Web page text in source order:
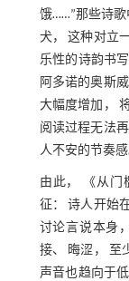
饿……”那些诗歌
犬， 这种对立
乐性的诗韵书
阿多诺的奥斯
大幅度增加，
阅读过程无法
人不安的节奏感
由此， 《从门
征： 诗人开始
讨论言说本身
接、 晦涩， 至
声音也趋向于